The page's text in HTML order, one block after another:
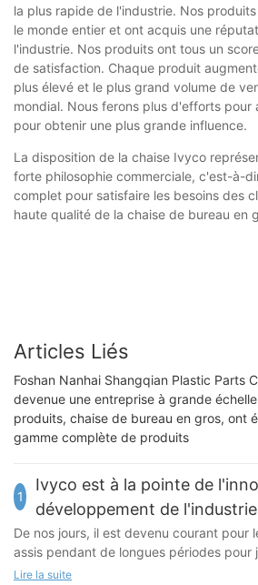
la plus rapide de l'industrie. Nos
le monde entier et ont acquis une
l'industrie. Nos produits ont tous un
de satisfaction. Chaque produit
plus élevé et le plus grand volume de
mondial. Nous ferons plus d'efforts pour
pour obtenir une plus grande influence.
La disposition de la chaise Ivyco
forte philosophie commerciale, c'est-à-
complet pour satisfaire les besoins des
haute qualité de la chaise de bureau en
Articles Liés
Foshan Nanhai Shangqian Plastic Parts
devenue une entreprise à grande
produits, chaise de bureau en gros, ont
gamme complète de produits
1
Ivyco est à la pointe de
développement de
ergonomiques
De nos jours, il est devenu courant pour
assis pendant de longues périodes pour
travailler, ce qui a progressivement accru
Lire la suite